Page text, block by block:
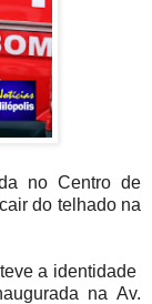
no Centro de
do telhado na
a identidade
na Av.